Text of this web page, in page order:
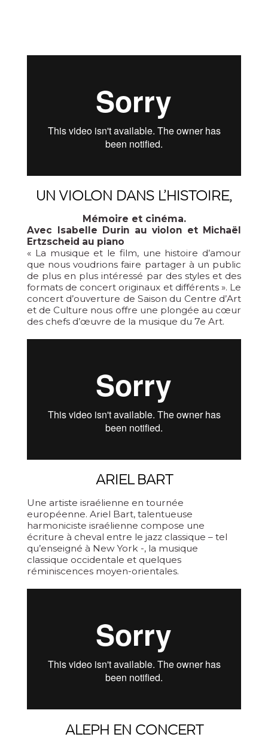
UN VIOLON DANS L’HISTOIRE,
Mémoire et cinéma.
Avec Isabelle Durin au violon et Michaël
Ertzscheid au piano
« La musique et le film, une histoire d’amour
que nous voudrions faire partager à un public
de plus en plus intéressé par des styles et des
formats de concert originaux et différents ». Le
concert d’ouverture de Saison du Centre d’Art
et de Culture nous offre une plongée au cœur
des chefs d’œuvre de la musique du 7e Art.
ARIEL BART
Une artiste israélienne en tournée
européenne. Ariel Bart, talentueuse
harmoniciste israélienne compose une
écriture à cheval entre le jazz classique – tel
qu’enseigné à New York -, la musique
classique occidentale et quelques
réminiscences moyen-orientales.
ALEPH EN CONCERT